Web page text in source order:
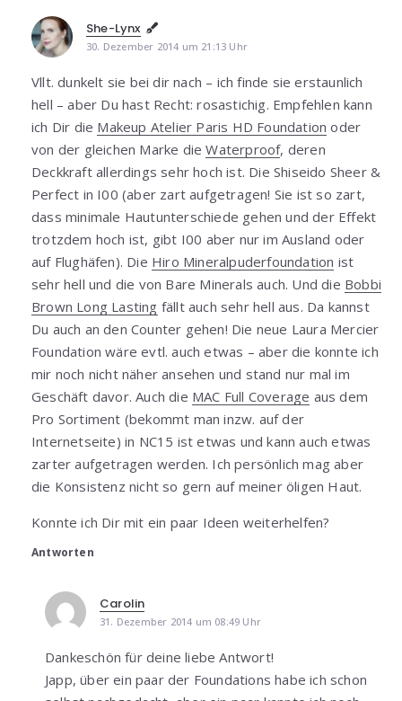
She-Lynx
30. Dezember 2014 um 21:13 Uhr
Vllt. dunkelt sie bei dir nach – ich finde sie erstaunlich
hell – aber Du hast Recht: rosastichig. Empfehlen kann
ich Dir die Makeup Atelier Paris HD Foundation oder
von der gleichen Marke dieWaterproof, deren
Deckkraft allerdings sehr hoch ist. Die Shiseido Sheer &
Perfect in I00 (aber zart aufgetragen! Sie ist so zart,
dass minimale Hautunterschiede gehen und der Effekt
trotzdem hoch ist, gibt I00 aber nur im Ausland oder
auf Flughäfen). Die Hiro Mineralpuderfoundation ist
sehr hell und die von Bare Minerals auch. Und die Bobbi
Brown Long Lasting fällt auch sehr hell aus. Da kannst
Du auch an den Counter gehen! Die neue Laura Mercier
Foundation wäre evtl. auch etwas – aber die konnte ich
mir noch nicht näher ansehen und stand nur mal im
Geschäft davor. Auch die MAC Full Coverage aus dem
Pro Sortiment (bekommt man inzw. auf der
Internetseite) in NC15 ist etwas und kann auch etwas
zarter aufgetragen werden. Ich persönlich mag aber
die Konsistenz nicht so gern auf meiner öligen Haut.
Konnte ich Dir mit ein paar Ideen weiterhelfen?
Antworten
Carolin
31. Dezember 2014 um 08:49 Uhr
Dankeschön für deine liebe Antwort!
Japp, über ein paar der Foundations habe ich schon